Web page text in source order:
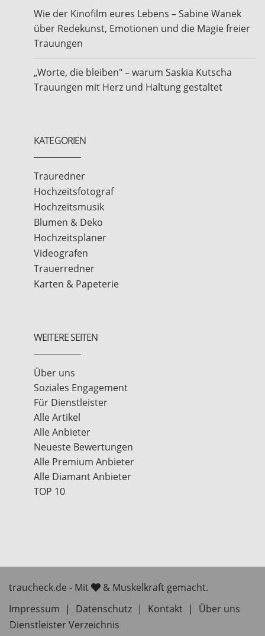
Wie der Kinofilm eures Lebens – Sabine Wanek
über Redekunst, Emotionen und die Magie freier
Trauungen
„Worte, die bleiben" – warum Saskia Kutscha
Trauungen mit Herz und Haltung gestaltet
KATEGORIEN
Trauredner
Hochzeitsfotograf
Hochzeitsmusik
Blumen & Deko
Hochzeitsplaner
Videografen
Trauerredner
Karten & Papeterie
WEITERE SEITEN
Über uns
Soziales Engagement
Für Dienstleister
Alle Artikel
Alle Anbieter
Neueste Bewertungen
Alle Premium Anbieter
Alle Diamant Anbieter
TOP 10
traucheck.de - Mit
& Muskelkraft gemacht.
Impressum
| Datenschutz | Kontakt |
Über uns
Dienstleister Verzeichnis